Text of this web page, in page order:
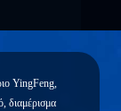
YingFeng,
διαμέρισμα